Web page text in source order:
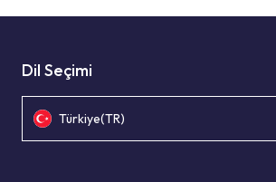
Dil Seçimi
Türkiye(TR)